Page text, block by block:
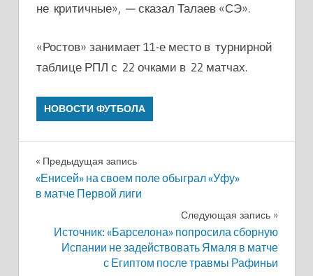
не критичные», — сказал Талаев «СЭ».
«Ростов» занимает 11-е место в турнирной
таблице РПЛ с 22 очками в 22 матчах.
НОВОСТИ ФУТБОЛА
Навигация
по
Предыдущая запись
«Енисей» на своем поле обыграл «Уфу»
в матче Первой лиги
Следующая запись
Источник: «Барселона» попросила сборную
Испании не задействовать Ямаля в матче
с Египтом после травмы Рафиньи